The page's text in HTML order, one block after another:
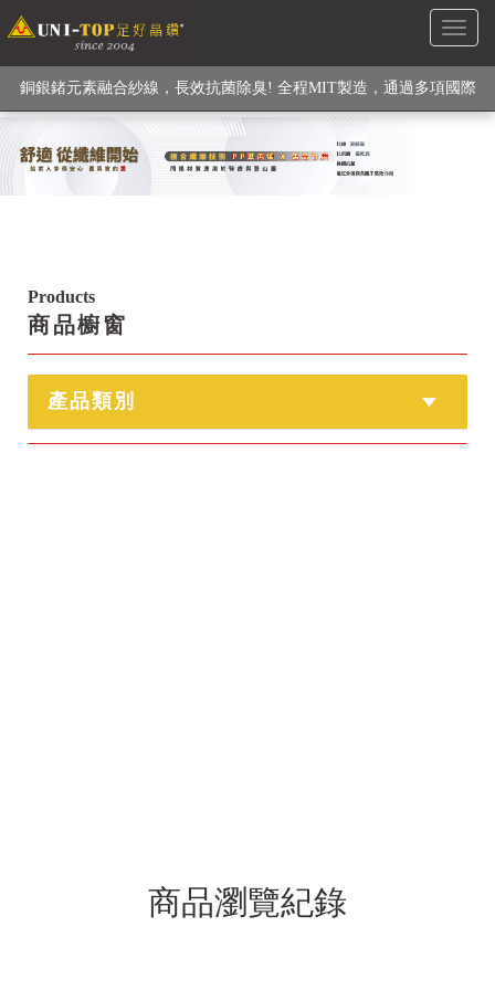
Toggle
級高性能纖維素材), 機能貼身衣物No. 1
銅銀鍺元素融合紗線，長效抗菌除臭! 全程MIT製造，通過多項國際
檢驗
【快來點我】H型銅銀纖維長效PP能量護膝! 支撐. 包覆感. 超透氣.
Products
商品櫥窗
產品類別
商品瀏覽紀錄